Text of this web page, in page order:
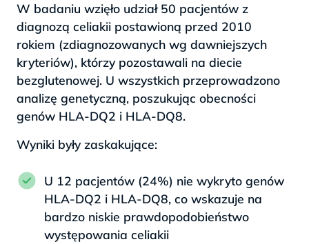
W badaniu wzięło udział 50 pacjentów z
diagnozą celiakii postawioną przed 2010
rokiem (zdiagnozowanych wg dawniejszych
kryteriów), którzy pozostawali na diecie
bezglutenowej. U wszystkich przeprowadzono
analizę genetyczną, poszukując obecności
genów HLA-DQ2 i HLA-DQ8.
Wyniki były zaskakujące:
U 12 pacjentów (24%) nie wykryto genów
HLA-DQ2 i HLA-DQ8, co wskazuje na
bardzo niskie prawdopodobieństwo
występowania celiakii